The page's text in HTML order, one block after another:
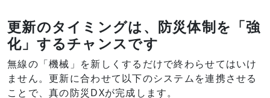
更新のタイミングは、防災体制を「強
化」するチャンスです
無線の「機械」を新しくするだけで終わらせてはいけ
ません。更新に合わせて以下のシステムを連携させる
ことで、真の防災DXが完成します。